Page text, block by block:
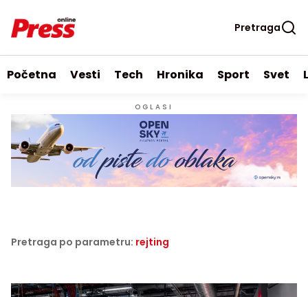
Pretraga
Početna Vesti Tech Hronika Sport Svet
OGLASI
Pretraga po parametru: rejting